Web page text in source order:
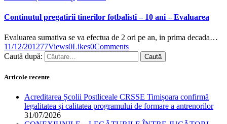
Continutul pregatirii tinerilor fotbalisti – 10 ani – Evaluarea
Evaluarea sumativa se va efectua de 2 ori pe an, in prima decada…
11/12/201277Views0Likes0Comments
Caută după:
Articole recente
Acreditarea Școlii Postliceale CRSSE Timișoara confirmă
legalitatea și calitatea programului de formare a antrenorilor
31/07/2026